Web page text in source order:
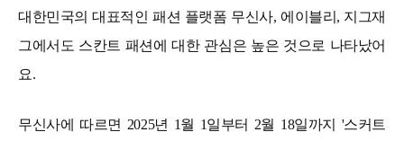
대한민국의 대표적인 패션 플랫폼 무신사, 에이블리, 지그재
그에서도 스칸트 패션에 대한 관심은 높은 것으로 나타났어
요.
무신사에 따르면 2025년 1월 1일부터 2월 18일까지 '스커트